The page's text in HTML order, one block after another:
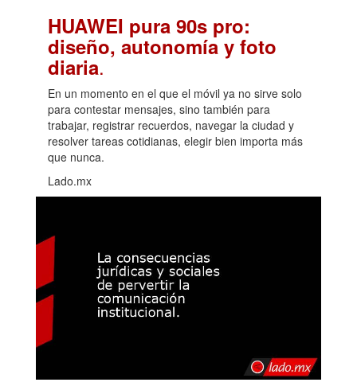
HUAWEI pura 90s pro:
diseño, autonomía y foto
diaria.
En un momento en el que el móvil ya no sirve solo
para contestar mensajes, sino también para
trabajar, registrar recuerdos, navegar la ciudad y
resolver tareas cotidianas, elegir bien importa más
que nunca.
Lado.mx